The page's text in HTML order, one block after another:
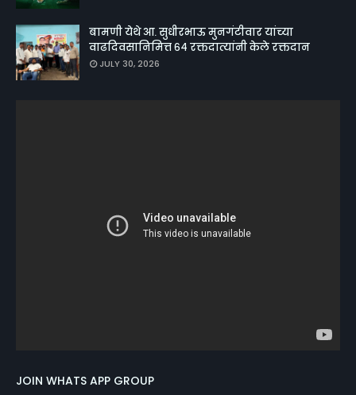
बामणी येथे आ. सुधीरभाऊ मुनगंटीवार यांच्या
वाढदिवसानिमित्त ६४ रक्तदात्यांनी केले रक्तदान
JULY 30, 2026
JOIN WHATS APP GROUP